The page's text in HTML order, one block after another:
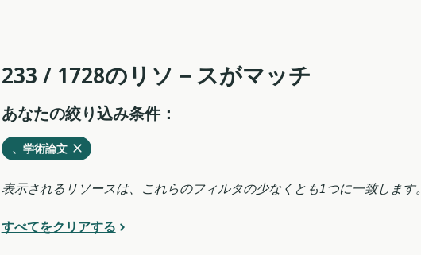
233 / 1728のリソ－スがマッチ
あなたの絞り込み条件：
削
除
す
る
、学術論文を
現
在
の
ィ
表示されるリソースは、これらのフィルタの少なくとも1つに一致します。
すべてをクリアする